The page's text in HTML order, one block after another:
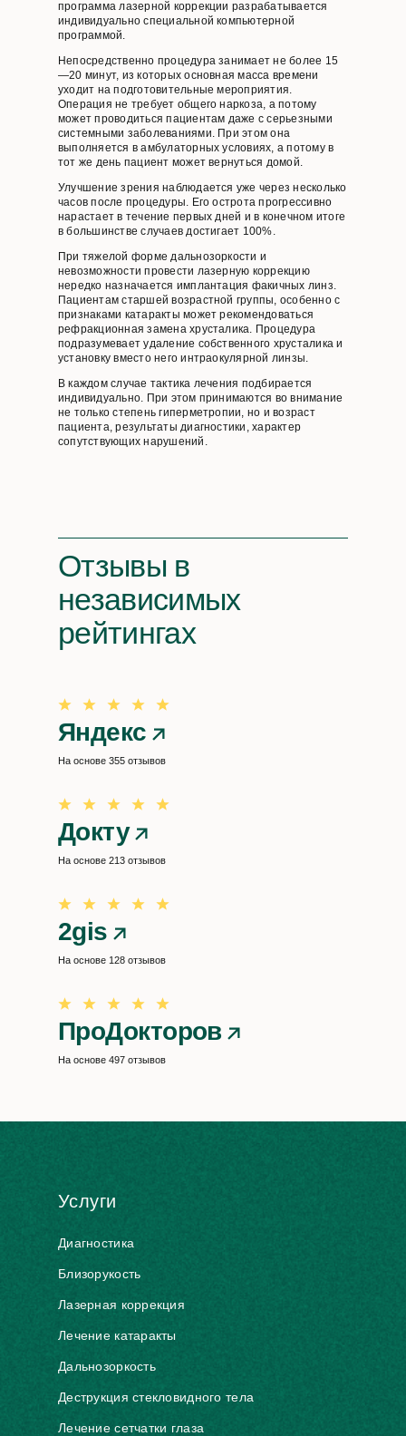
программа лазерной коррекции разрабатывается
индивидуально специальной компьютерной
программой.
Непосредственно процедура занимает не более 15
—20 минут, из которых основная масса времени
уходит на подготовительные мероприятия.
Операция не требует общего наркоза, а потому
может проводиться пациентам даже с серьезными
системными заболеваниями. При этом она
выполняется в амбулаторных условиях, а потому в
тот же день пациент может вернуться домой.
Улучшение зрения наблюдается уже через несколько
часов после процедуры. Его острота прогрессивно
нарастает в течение первых дней и в конечном итоге
в большинстве случаев достигает 100%.
При тяжелой форме дальнозоркости и
невозможности провести лазерную коррекцию
нередко назначается имплантация факичных линз.
Пациентам старшей возрастной группы, особенно с
признаками катаракты может рекомендоваться
рефракционная замена хрусталика. Процедура
подразумевает удаление собственного хрусталика и
установку вместо него интраокулярной линзы.
В каждом случае тактика лечения подбирается
индивидуально. При этом принимаются во внимание
не только степень гиперметропии, но и возраст
пациента, результаты диагностики, характер
сопутствующих нарушений.
Отзывы в
независимых
рейтингах
Яндекс
На основе 355 отзывов
Докту
На основе 213 отзывов
2gis
На основе 128 отзывов
ПроДокторов
На основе 497 отзывов
Услуги
Диагностика
Близорукость
Лазерная коррекция
Лечение катаракты
Дальнозоркость
Деструкция стекловидного тела
Лечение сетчатки глаза